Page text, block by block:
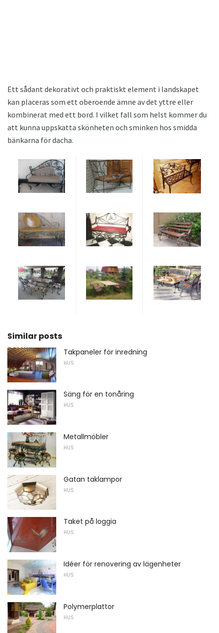
Ett sådant dekorativt och praktiskt element i landskapet
kan placeras som ett oberoende ämne av det yttre eller
kombinerat med ett bord. I vilket fall som helst kommer du
att kunna uppskatta skönheten och sminken hos smidda
bänkarna för dacha.
Similar posts
Takpaneler för inredning
HUS
Säng för en tonåring
HUS
Metallmöbler
HUS
Gatan taklampor
HUS
Taket på loggia
HUS
Idéer för renovering av lägenheter
HUS
Polymerplattor
HUS